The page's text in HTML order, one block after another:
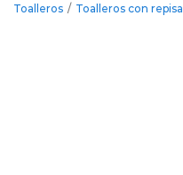
Toalleros / Toalleros con repisa